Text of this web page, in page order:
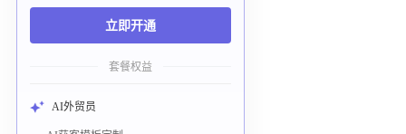
立即开通
套餐权益
AI外贸员